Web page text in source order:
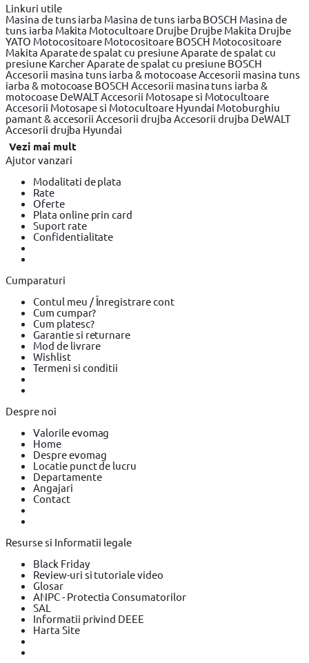
Linkuri utile
Masina de tuns iarba Masina de tuns iarba BOSCH Masina de
tuns iarba Makita Motocultoare Drujbe Drujbe Makita Drujbe
YATO Motocositoare Motocositoare BOSCH Motocositoare
Makita Aparate de spalat cu presiuneAparate de spalat cu
presiune KarcherAparate de spalat cu presiune BOSCH
Accesorii masina tuns iarba & motocoaseAccesorii masina tuns
iarba & motocoase BOSCHAccesorii masina tuns iarba &
motocoase DeWALTAccesorii Motosape si Motocultoare
Accesorii Motosape si Motocultoare Hyundai Motoburghiu
pamant & accesoriiAccesorii drujba Accesorii drujba DeWALT
Accesorii drujba Hyundai
Vezi mai mult
Ajutor vanzari
Modalitati de plata
Rate
Oferte
Plata online prin card
Suport rate
Confidentialitate
Cumparaturi
Contul meu / Înregistrare cont
Cum cumpar?
Cum platesc?
Garantie si returnare
Mod de livrare
Wishlist
Termeni si conditii
Despre noi
Valorile evomag
Home
Despre evomag
Locatie punct de lucru
Departamente
Angajari
Contact
Resurse si Informatii legale
Black Friday
Review-uri si tutoriale video
Glosar
ANPC - Protectia Consumatorilor
SAL
Informatii privind DEEE
Harta Site